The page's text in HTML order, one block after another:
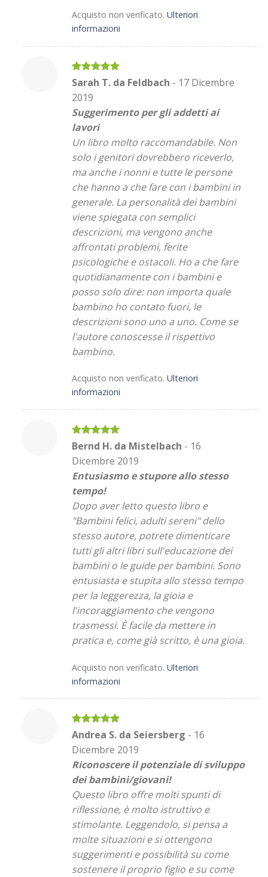
Acquisto non verificato. Ulteriori
informazioni
Valutato5
su 5
Sarah T. da Feldbach - 17 Dicembre
2019
Suggerimento per gli addetti ai
lavori
Un libro molto raccomandabile. Non
solo i genitori dovrebbero riceverlo,
ma anche i nonni e tutte le persone
che hanno a che fare con i bambini in
generale. La personalità dei bambini
viene spiegata con semplici
descrizioni, ma vengono anche
affrontati problemi, ferite
psicologiche e ostacoli. Ho a che fare
quotidianamente con i bambini e
posso solo dire: non importa quale
bambino ho contato fuori, le
descrizioni sono uno a uno. Come se
l'autore conoscesse il rispettivo
bambino.
Acquisto non verificato. Ulteriori
informazioni
Valutato5
Bernd H. da Mistelbach - 16
Dicembre 2019
Entusiasmo e stupore allo stesso
tempo!
Dopo aver letto questo libro e
"Bambini felici, adulti sereni" dello
stesso autore, potrete dimenticare
tutti gli altri libri sull'educazione dei
bambini o le guide per bambini. Sono
entusiasta e stupita allo stesso tempo
per la leggerezza, la gioia e
l'incoraggiamento che vengono
trasmessi. È facile da mettere in
pratica e, come già scritto, è una gioia.
Acquisto non verificato. Ulteriori
informazioni
Valutato 5
Andrea S. da Seiersberg - 16
Dicembre 2019
Riconoscere il potenziale di sviluppo
dei bambini/giovani!
Questo libro offre molti spunti di
riflessione, è molto istruttivo e
stimolante. Leggendolo, si pensa a
molte situazioni e si ottengono
suggerimenti e possibilità su come
sostenere il proprio figlio e su come